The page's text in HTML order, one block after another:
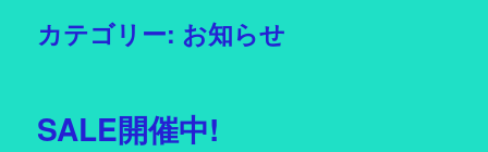
カテゴリー: お知らせ
SALE開催中!